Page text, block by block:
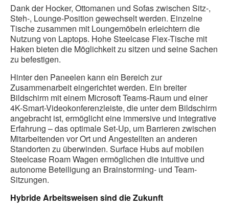
Dank der Hocker, Ottomanen und Sofas zwischen Sitz-,
Steh-, Lounge-Position gewechselt werden. Einzelne
Tische zusammen mit Loungemöbeln erleichtern die
Nutzung von Laptops. Hohe Steelcase Flex-Tische mit
Haken bieten die Möglichkeit zu sitzen und seine Sachen
zu befestigen.
Hinter den Paneelen kann ein Bereich zur
Zusammenarbeit eingerichtet werden. Ein breiter
Bildschirm mit einem Microsoft Teams-Raum und einer
4K-Smart-Videokonferenzleiste, die unter dem Bildschirm
angebracht ist, ermöglicht eine immersive und integrative
Erfahrung – das optimale Set-Up, um Barrieren zwischen
Mitarbeitenden vor Ort und Angestellten an anderen
Standorten zu überwinden. Surface Hubs auf mobilen
Steelcase Roam Wagen ermöglichen die intuitive und
autonome Beteiligung an Brainstorming- und Team-
Sitzungen.
Hybride Arbeitsweisen sind die Zukunft